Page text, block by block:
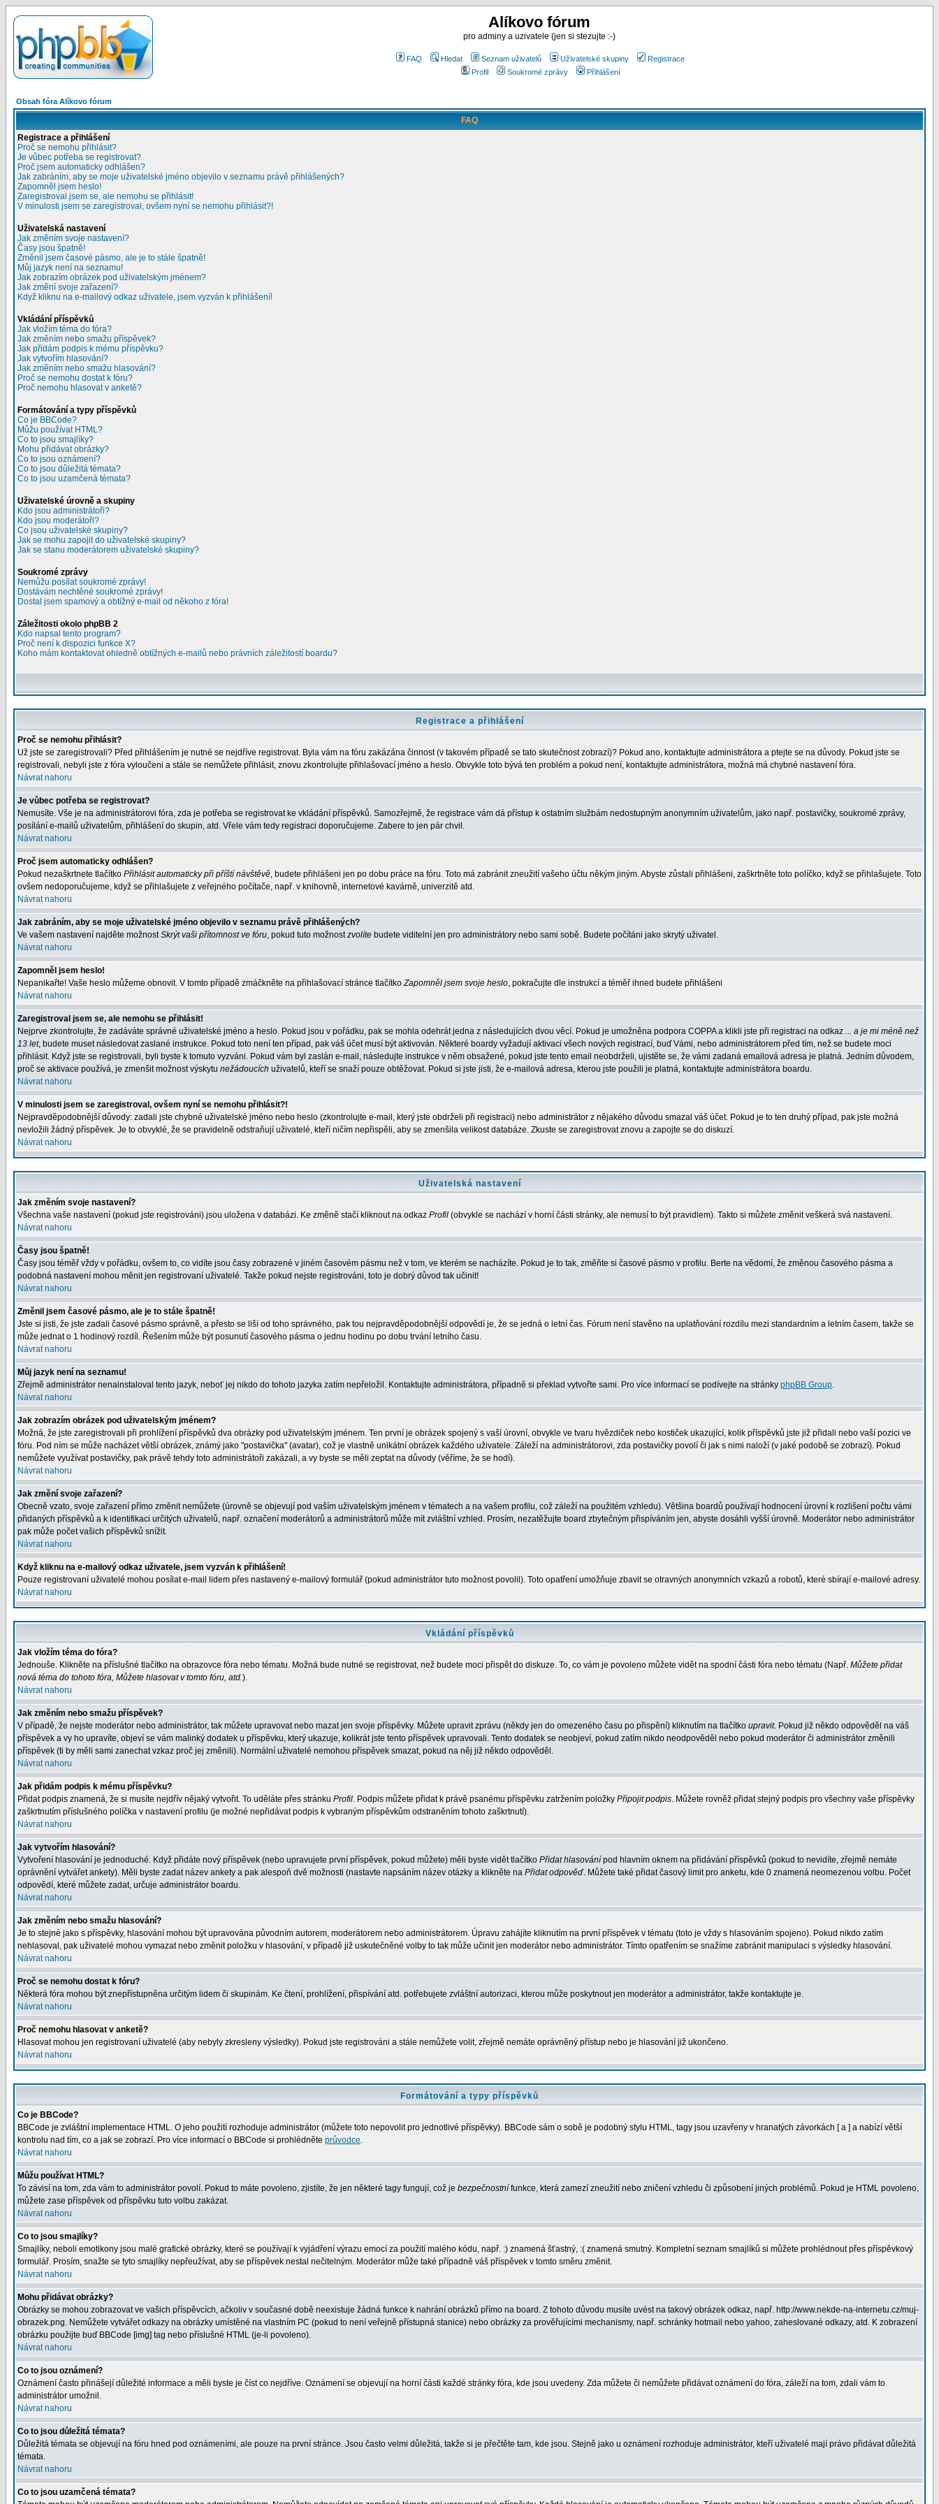
Alíkovo fórum
pro adminy a uzivatele (jen si stezujte :-)
FAQ Hledat Seznam uživatelů Uživatelské skupiny
Registrace
Profil
Soukromé zprávy Přihlášení
Obsah fóra Alíkovo fórum
FAQ
Registrace a přihlášení
Proč se nemohu přihlásit?
Je vůbec potřeba se registrovat?
Proč jsem automaticky odhlášen?
Jak zabráním, aby se moje uživatelské jméno objevilo v seznamu právě přihlášených?
Zapomněl jsem heslo!
Zaregistroval jsem se, ale nemohu se přihlásit!
V minulosti jsem se zaregistroval, ovšem nyní se nemohu přihlásit?!
Uživatelská nastavení
Jak změním svoje nastavení?
Časy jsou špatně!
Změnil jsem časové pásmo, ale je to stále špatně!
Můj jazyk není na seznamu!
Jak zobrazím obrázek pod uživatelským jménem?
Jak změní svoje zařazení?
Když kliknu na e-mailový odkaz uživatele, jsem vyzván k přihlášení!
Vkládání příspěvků
Jak vložím téma do fóra?
Jak změním nebo smažu příspěvek?
Jak přidám podpis k mému příspěvku?
Jak vytvořím hlasování?
Jak změním nebo smažu hlasování?
Proč se nemohu dostat k fóru?
Proč nemohu hlasovat v anketě?
Formátování a typy příspěvků
Co je BBCode?
Můžu používat HTML?
Co to jsou smajlíky?
Mohu přidávat obrázky?
Co to jsou oznámení?
Co to jsou důležitá témata?
Co to jsou uzamčená témata?
Uživatelské úrovně a skupiny
Kdo jsou administrátoři?
Kdo jsou moderátoři?
Co jsou uživatelské skupiny?
Jak se mohu zapojit do uživatelské skupiny?
Jak se stanu moderátorem uživatelské skupiny?
Soukromé zprávy
Nemůžu posílat soukromé zprávy!
Dostávám nechtěné soukromé zprávy!
Dostal jsem spamový a obtížný e-mail od někoho z fóra!
Záležitosti okolo phpBB 2
Kdo napsal tento program?
Proč není k dispozici funkce X?
Koho mám kontaktovat ohledně obtížných e-mailů nebo právních záležitostí boardu?
Registrace a přihlášení
Proč se nemohu přihlásit?
Už jste se zaregistrovali? Před přihlášením je nutné se nejdříve registrovat. Byla vám na fóru zakázána činnost (v takovém případě se tato skutečnost zobrazí)? Pokud ano, kontaktujte administrátora a ptejte se na důvody. Pokud jste se
registrovali, nebyli jste z fóra vyloučeni a stále se nemůžete přihlásit, znovu zkontrolujte přihlašovací jméno a heslo. Obvykle toto bývá ten problém a pokud není, kontaktujte administrátora, možná má chybné nastavení fóra.
Návrat nahoru
Je vůbec potřeba se registrovat?
Nemusíte. Vše je na administrátorovi fóra, zda je potřeba se registrovat ke vkládání příspěvků. Samozřejmě, že registrace vám dá přístup k ostatním službám nedostupným anonymním uživatelům, jako např. postavičky, soukromé zprávy,
posílání e-mailů uživatelům, přihlášení do skupin, atd. Vřele vám tedy registraci doporučujeme. Zabere to jen pár chvil.
Návrat nahoru
Proč jsem automaticky odhlášen?
Pokud nezaškrtnete tlačítko Přihlásit automaticky při příští návštěvě, budete přihlášeni jen po dobu práce na fóru. Toto má zabránit zneužití vašeho účtu někým jiným. Abyste zůstali přihlášeni, zaškrtněte toto políčko, když se přihlašujete. Toto
ovšem nedoporučujeme, když se přihlašujete z veřejného počítače, např. v knihovně, internetové kavárně, univerzitě atd.
Návrat nahoru
Jak zabráním, aby se moje uživatelské jméno objevilo v seznamu právě přihlášených?
Ve vašem nastavení najděte možnostSkrýt vaši přítomnost ve fóru, pokud tuto možnostzvolíte budete viditelní jen pro administrátory nebo sami sobě. Budete počítáni jako skrytý uživatel.
Návrat nahoru
Zapomněl jsem heslo!
Nepanikařte! Vaše heslo můžeme obnovit. V tomto případě zmáčkněte na přihlašovací stránce tlačítkoZapomněl jsem svoje heslo, pokračujte dle instrukcí a téměř ihned budete přihlášeni
Návrat nahoru
Zaregistroval jsem se, ale nemohu se přihlásit!
Nejprve zkontrolujte, že zadáváte správné uživatelské jméno a heslo. Pokud jsou v pořádku, pak se mohla odehrát jedna z následujících dvou věcí. Pokud je umožněna podpora COPPA a klikli jste při registraci na odkaz ... a je mi méně než
13 let, budete muset následovat zaslané instrukce. Pokud toto není ten případ, pak váš účet musí být aktivován. Některé boardy vyžadují aktivaci všech nových registrací, buď Vámi, nebo administrátorem před tím, než se budete moci
přihlásit. Když jste se registrovali, byli byste k tomuto vyzváni. Pokud vám byl zaslán e-mail, následujte instrukce v něm obsažené, pokud jste tento email neobdrželi, ujistěte se, že vámi zadaná emailová adresa je platná. Jedním důvodem,
proč se aktivace používá, je zmenšit možnost výskytu nežádoucích uživatelů, kteří se snaží pouze obtěžovat. Pokud si jste jisti, že e-mailová adresa, kterou jste použili je platná, kontaktujte administrátora boardu.
Návrat nahoru
V minulosti jsem se zaregistroval, ovšem nyní se nemohu přihlásit?!
Nejpravděpodobnější důvody: zadali jste chybné uživatelské jméno nebo heslo (zkontrolujte e-mail, který jste obdrželi při registraci) nebo administrátor z nějakého důvodu smazal váš účet. Pokud je to ten druhý případ, pak jste možná
nevložili žádný příspěvek. Je to obvyklé, že se pravidelně odstraňují uživatelé, kteří ničím nepřispěli, aby se zmenšila velikost databáze. Zkuste se zaregistrovat znovu a zapojte se do diskuzí.
Návrat nahoru
Uživatelská nastavení
Jak změním svoje nastavení?
Všechna vaše nastavení (pokud jste registrováni) jsou uložena v databázi. Ke změně stačí kliknout na odkaz Profil (obvykle se nachází v horní části stránky, ale nemusí to být pravidlem). Takto si můžete změnit veškerá svá nastavení.
Návrat nahoru
Časy jsou špatně!
Časy jsou téměř vždy v pořádku, ovšem to, co vidíte jsou časy zobrazené v jiném časovém pásmu než v tom, ve kterém se nacházíte. Pokud je to tak, změňte si časové pásmo v profilu. Berte na vědomí, že změnou časového pásma a
podobná nastavení mohou měnit jen registrovaní uživatelé. Takže pokud nejste registrováni, toto je dobrý důvod tak učinit!
Návrat nahoru
Změnil jsem časové pásmo, ale je to stále špatně!
Jste si jisti, že jste zadali časové pásmo správně, a přesto se liší od toho správného, pak tou nejpravděpodobnější odpovědí je, že se jedná o letní čas. Fórum není stavěno na uplatňování rozdílu mezi standardním a letním časem, takže se
může jednat o 1 hodinový rozdíl. Řešením může být posunutí časového pásma o jednu hodinu po dobu trvání letního času.
Návrat nahoru
Můj jazyk není na seznamu!
Zřejmě administrátor nenainstaloval tento jazyk, neboť jej nikdo do tohoto jazyka zatím nepřeložil. Kontaktujte administrátora, případně si překlad vytvořte sami. Pro více informací se podívejte na stránky phpBB Group.
Návrat nahoru
Jak zobrazím obrázek pod uživatelským jménem?
Možná, že jste zaregistrovali při prohlížení příspěvků dva obrázky pod uživatelským jménem. Ten první je obrázek spojený s vaší úrovní, obvykle ve tvaru hvězdiček nebo kostiček ukazující, kolik příspěvků jste již přidali nebo vaší pozici ve
fóru. Pod ním se může nacházet větší obrázek, známý jako "postavička" (avatar), což je vlastně unikátní obrázek každého uživatele. Záleží na administrátorovi, zda postavičky povolí či jak s nimi naloží (v jaké podobě se zobrazí). Pokud
nemůžete využívat postavičky, pak právě tehdy toto administrátoři zakázali, a vy byste se měli zeptat na důvody (věříme, že se hodí).
Návrat nahoru
Jak změní svoje zařazení?
Obecně vzato, svoje zařazení přímo změnit nemůžete (úrovně se objevují pod vaším uživatelským jménem v tématech a na vašem profilu, což záleží na použitém vzhledu). Většina boardů používají hodnocení úrovní k rozlišení počtu vámi
přidaných příspěvků a k identifikaci určitých uživatelů, např. označení moderátorů a administrátorů může mít zvláštní vzhled. Prosím, nezatěžujte board zbytečným přispíváním jen, abyste dosáhli vyšší úrovně. Moderátor nebo administrátor
pak může počet vašich příspěvků snížit.
Návrat nahoru
Když kliknu na e-mailový odkaz uživatele, jsem vyzván k přihlášení!
Pouze registrovaní uživatelé mohou posílat e-mail lidem přes nastavený e-mailový formulář (pokud administrátor tuto možnost povolil). Toto opatření umožňuje zbavit se otravných anonymních vzkazů a robotů, které sbírají e-mailové adresy.
Návrat nahoru
Vkládání příspěvků
Jak vložím téma do fóra?
Jednouše. Klikněte na příslušné tlačítko na obrazovce fóra nebo tématu. Možná bude nutné se registrovat, než budete moci přispět do diskuze. To, co vám je povoleno můžete vidět na spodní části fóra nebo tématu (Např. Můžete přidat
nová téma do tohoto fóra, Můžete hlasovat v tomto fóru, atd.).
Návrat nahoru
Jak změním nebo smažu příspěvek?
V případě, že nejste moderátor nebo administrátor, tak můžete upravovat nebo mazat jen svoje příspěvky. Můžete upravit zprávu (někdy jen do omezeného času po přispění) kliknutím na tlačítko upravit. Pokud již někdo odpověděl na váš
příspěvek a vy ho upravíte, objeví se vám malinký dodatek u příspěvku, který ukazuje, kolikrát jste tento příspěvek upravovali. Tento dodatek se neobjeví, pokud zatím nikdo neodpověděl nebo pokud moderátor či administrátor změnili
příspěvek (ti by měli sami zanechat vzkaz proč jej změnili). Normální uživatelé nemohou příspěvek smazat, pokud na něj již někdo odpověděl.
Návrat nahoru
Jak přidám podpis k mému příspěvku?
Přidat podpis znamená, že si musíte nejdřív nějaký vytvořit. To uděláte přes stránku Profil. Podpis můžete přidat k právě psanému příspěvku zatržením položky Připojit podpis. Můžete rovněž přidat stejný podpis pro všechny vaše příspěvky
zaškrtnutím příslušného políčka v nastavení profilu (je možné nepřidávat podpis k vybraným příspěvkům odstraněním tohoto zaškrtnutí).
Návrat nahoru
Jak vytvořím hlasování?
Vytvoření hlasování je jednoduché. Když přidáte nový příspěvek (nebo upravujete první příspěvek, pokud můžete) měli byste vidět tlačítko Přidat hlasování pod hlavním oknem na přidávání příspěvků (pokud to nevidíte, zřejmě nemáte
oprávnění vytvářet ankety). Měli byste zadat název ankety a pak alespoň dvě možnosti (nastavte napsáním název otázky a klikněte na Přidat odpověď. Můžete také přidat časový limit pro anketu, kde 0 znamená neomezenou volbu. Počet
odpovědí, které můžete zadat, určuje administrátor boardu.
Návrat nahoru
Jak změním nebo smažu hlasování?
Je to stejné jako s příspěvky, hlasování mohou být upravována původním autorem, moderátorem nebo administrátorem. Úpravu zahájíte kliknutím na první příspěvek v tématu (toto je vždy s hlasováním spojeno). Pokud nikdo zatím
nehlasoval, pak uživatelé mohou vymazat nebo změnit položku v hlasování, v případě již uskutečněné volby to tak může učinit jen moderátor nebo administrátor. Tímto opatřením se snažíme zabránit manipulaci s výsledky hlasování.
Návrat nahoru
Proč se nemohu dostat k fóru?
Některá fóra mohou být znepřístupněna určitým lidem či skupinám. Ke čtení, prohlížení, přispívání atd. potřebujete zvláštní autorizaci, kterou může poskytnout jen moderátor a administrátor, takže kontaktujte je.
Návrat nahoru
Proč nemohu hlasovat v anketě?
Hlasovat mohou jen registrovaní uživatelé (aby nebyly zkresleny výsledky). Pokud jste registrováni a stále nemůžete volit, zřejmě nemáte oprávněný přístup nebo je hlasování již ukončeno.
Návrat nahoru
Formátování a typy příspěvků
Co je BBCode?
BBCode je zvláštní implementace HTML. O jeho použití rozhoduje administrátor (můžete toto nepovolit pro jednotlivé příspěvky). BBCode sám o sobě je podobný stylu HTML, tagy jsou uzavřeny v hranatých závorkách [ a ] a nabízí větší
kontrolu nad tím, co a jak se zobrazí. Pro více informací o BBCode si prohlédněte průvodce.
Návrat nahoru
Můžu používat HTML?
To závisí na tom, zda vám to administrátor povolí. Pokud to máte povoleno, zjistíte, že jen některé tagy fungují, což je bezpečnostní funkce, která zamezí zneužití nebo zničení vzhledu či způsobení jiných problémů. Pokud je HTML povoleno,
můžete zase příspěvek od příspěvku tuto volbu zakázat.
Návrat nahoru
Co to jsou smajlíky?
Smajlíky, neboli emotikony jsou malé grafické obrázky, které se používají k vyjádření výrazu emocí za použití malého kódu, např. :) znamená šťastný, :( znamená smutný. Kompletní seznam smajlíků si můžete prohlédnout přes příspěvkový
formulář. Prosím, snažte se tyto smajlíky nepřeužívat, aby se příspěvek nestal nečitelným. Moderátor může také případně váš příspěvek v tomto směru změnit.
Návrat nahoru
Mohu přidávat obrázky?
Obrázky se mohou zobrazovat ve vašich příspěvcích, ačkoliv v současné době neexistuje žádná funkce k nahrání obrázků přímo na board. Z tohoto důvodu musíte uvést na takový obrázek odkaz, např. http://www.nekde-na-internetu.cz/muj-
obrazek.png. Nemůžete vytvářet odkazy na obrázky umístěné na vlastním PC (pokud to není veřejně přístupná stanice) nebo obrázky za prověřujícími mechanismy, např. schránky hotmail nebo yahoo, zaheslované odkazy, atd. K zobrazení
obrázku použijte buď BBCode [img] tag nebo příslušné HTML (je-li povoleno).
Návrat nahoru
Co to jsou oznámení?
Oznámení často přinášejí důležité informace a měli byste je číst co nejdříve. Oznámení se objevují na horní části každé stránky fóra, kde jsou uvedeny. Zda můžete či nemůžete přidávat oznámení do fóra, záleží na tom, zdali vám to
administrátor umožnil.
Návrat nahoru
Co to jsou důležitá témata?
Důležitá témata se objevují na fóru hned pod oznámeními, ale pouze na první stránce. Jsou často velmi důležitá, takže si je přečtěte tam, kde jsou. Stejně jako u oznámení rozhoduje administrátor, kteří uživatelé mají právo přidávat důležitá
témata.
Návrat nahoru
Co to jsou uzamčená témata?